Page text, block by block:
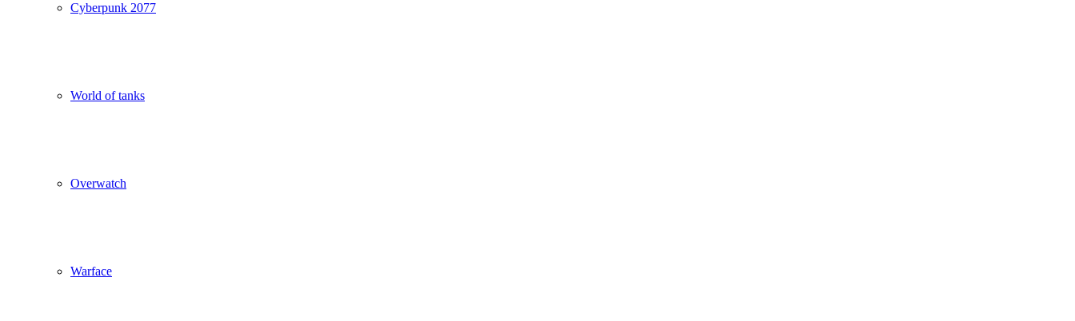
Cyberpunk 2077
World of tanks
Overwatch
Warface